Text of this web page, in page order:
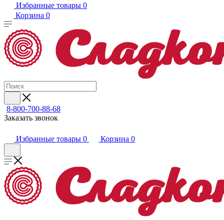
Избранные товары 0
Корзина 0
8-800-700-88-68
Заказать звонок
Избранные товары 0 Корзина 0